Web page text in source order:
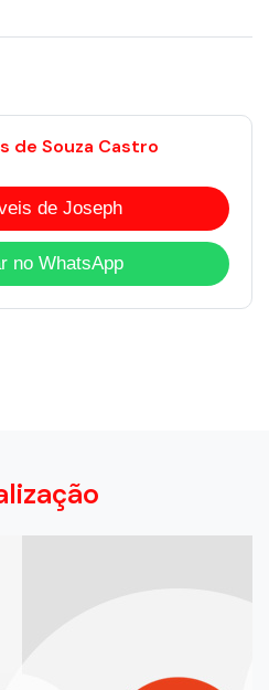
de Souza Castro
de Joseph
no WhatsApp